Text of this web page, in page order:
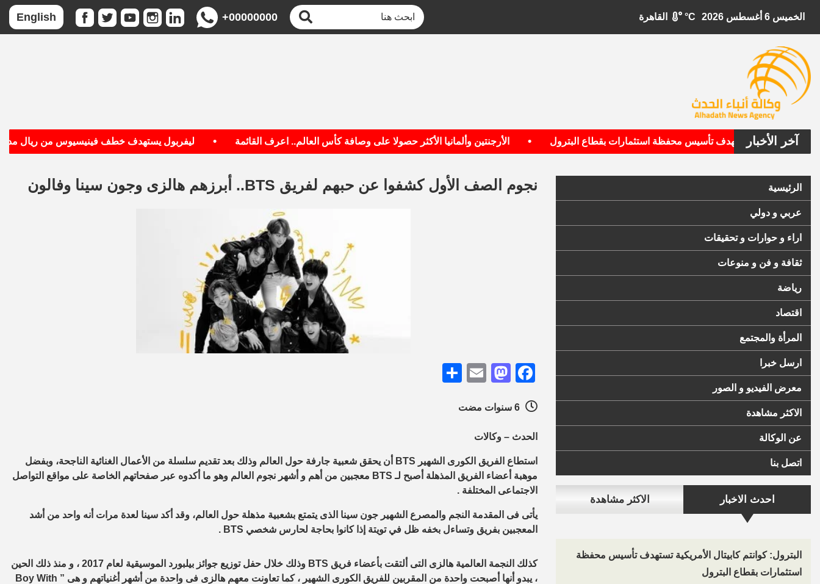
الخميس 6 أغسطس 2026 °C
+00000000
English
آخر الأخبار
الأمريكية تستهدف تأسيس محفظة استثمارات بقطاع البترول الأرجنتين وألمانيا الأكثر حصولا على وصافة كأس العالم.. اعرف القائمة ليفربول يستهدف خطف فينيسيوس من ريال مدريد
الرئيسية
عربي و دولي
اراء و حوارات و تحقيقات
ثقافة و فن و منوعات
رياضة
اقتصاد
المرأة والمجتمع
ارسل خبرا
معرض الفيديو و الصور
الاكثر مشاهدة
عن الوكالة
اتصل بنا
احدث الاخبار الاكثر مشاهدة
البترول: كوانتم كابيتال الأمريكية تستهدف تأسيس محفظة
استثمارات بقطاع البترول
نجوم الصف الأول كشفوا عن حبهم لفريق BTS.. أبرزهم هالزى وجون سينا وفالون
Facebook
Mastodon
Email
الحدث – وكالات
استطاع الفريق الكورى الشهير BTS
أن يحقق شعبية جارفة حول العالم وذلك بعد تقديم سلسلة من الأعمال الغنائية الناجحة، وبفضل
موهبة أعضاء الفريق المذهلة أصبح لـ BTS معجبين من أهم و أشهر نجوم العالم وهو ما أكدوه عبر صفحاتهم الخاصة على مواقع التواصل
الاجتماعى المختلفة .
يأتى فى المقدمة النجم والمصرع الشهير جون سينا الذى يتمتع بشعبية مذهلة حول العالم، وقد أكد سينا لعدة مرات أنه واحد من أشد
المعجبين بفريق BTS وتساءل بخفه ظل في تويتة إذا كانوا بحاجة لحارس شخصي .
كذلك النجمة العالمية هالزى التى ألتقت بأعضاء فريق BTS
وذلك خلال حفل توزيع جوائز بيلبورد الموسيقية لعام 2017 ، و منذ ذلك الحين
، يبدو أنها أصبحت واحدة من المقربين للفريق الكورى الشهير ، كما تعاونت معهم هالزى فى واحدة من أشهر أغنياتهم و هى ” Boy With